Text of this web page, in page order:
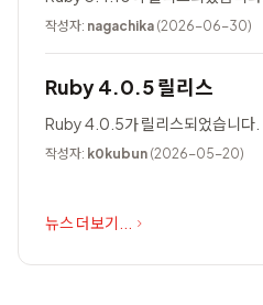
작성자: nagachika (2026-06-30)
Ruby 4.0.5 릴리스
Ruby 4.0.5가 릴리스되었습니다.
작성자: k0kubun (2026-05-20)
뉴스 더보기...